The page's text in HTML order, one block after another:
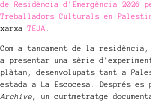
de Residència d'Emergència
Treballadors Culturals en
xarxaTEJA
Com a tancament de la
a presentar una sèrie
plàtan, desenvolupats tant a
estada a La Escocesa. Després
Archive, un curtmetratge